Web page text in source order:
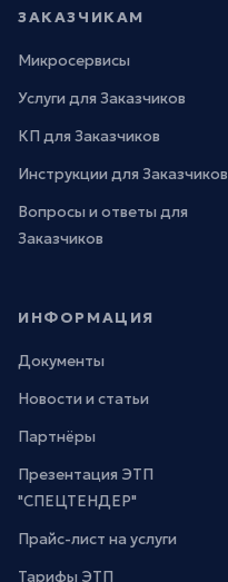
ЗАКАЗЧИКАМ
Микросервисы
Услуги для Заказчиков
КП для Заказчиков
Инструкции для Заказчиков
Вопросы и ответы для
Заказчиков
ИНФОРМАЦИЯ
Документы
Новости и статьи
Партнёры
Презентация ЭТП
"СПЕЦТЕНДЕР"
Прайс-лист на услуги
Тарифы ЭТП